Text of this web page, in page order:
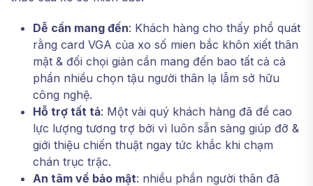
Dễ cần mang đến: Khách hàng cho thấy phổ quát
rằng card VGA của xo số mien bắc khôn xiết thân
mật & đối chọi giản cần mang đến bao tất cả cả
phần nhiều chọn tậu người thân lạ lẫm sở hữu
công nghệ.
Hỗ trợ tất tả: Một vài quý khách hàng đã đề cao
lực lượng tương trợ bởi vì luôn sẵn sàng giúp đỡ &
giới thiệu chiến thuật ngay tức khắc khi chạm
chán trục trặc.
An tâm về bảo mật: nhiều phần người thân đã